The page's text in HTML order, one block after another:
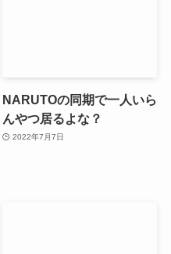
NARUTOの同期で一人いら
んやつ居るよな？
2022年7月7日